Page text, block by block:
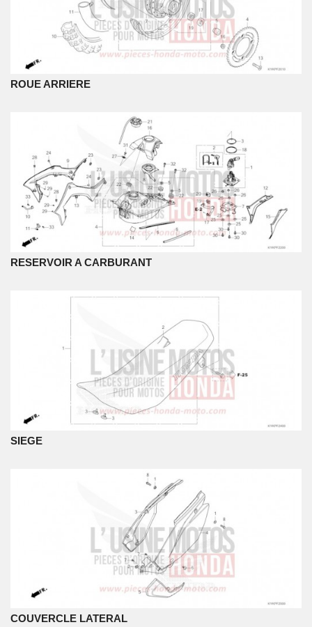
ROUE ARRIERE
RESERVOIR A CARBURANT
SIEGE
COUVERCLE LATERAL